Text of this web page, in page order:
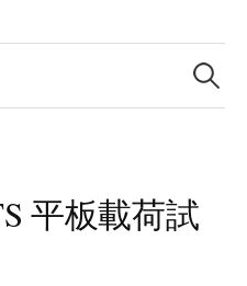
検
索:
平板載荷試